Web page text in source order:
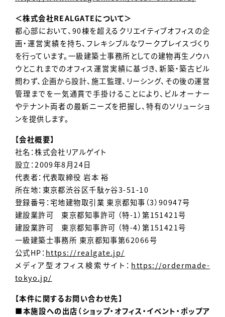
＜株式会社REALGATEについて＞
都心部において、90棟を超えるクリエイティブオフィスの企
画・運営実績を持ち、フレキシブルなワークプレイスづくり
を行っています。一級建築士事務所としての建物再生ノウハ
ウとこれまでのオフィス運営実績に基づき、新築・築古ビル
問わず、企画から設計、施工監理、リーシング、その後の運営
管理までを一気通貫で手掛けることにより、ビルオーナー
やテナント両者の最新ニーズを把握し、特有のソリューショ
ンを提供します。
【会社概要】
社名：株式会社リアルゲイト
設立：2009年8月24日
代表者：代表取締役 岩本 裕
所在地：東京都渋谷区千駄ヶ谷3-51-10
登録番号：宅地建物取引業 東京都知事（3）90947号
建設業許可 東京都知事許可 （特-1）第151421号
建設業許可 東京都知事許可 （特-4）第151421号
一級建築士事務所 東京都知事第62066号
公式HP： https://realgate.jp/
メディア型オフィス検索サイト： https://ordermade-
tokyo.jp/
【本件に関するお問い合わせ先】
■本施設への出店（ショップ・オフィス・イベント・ポップア